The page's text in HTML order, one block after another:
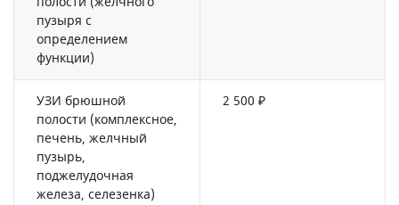
пузыря с
определением
функции)
УЗИ брюшной
полости (комплексное,
печень, желчный
пузырь,
поджелудочная
железа, селезенка)
2 500 ₽